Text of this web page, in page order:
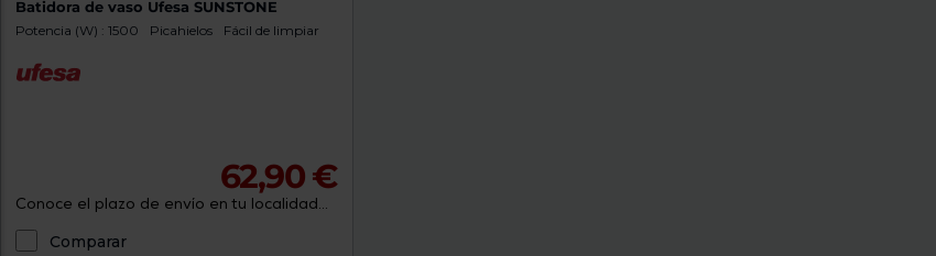
Batidora de vaso Ufesa SUNSTONE
Potencia (W) : 1500 Picahielos Fácil de limpiar
62,90 €
Conoce el plazo de envío en tu localidad...
Comparar